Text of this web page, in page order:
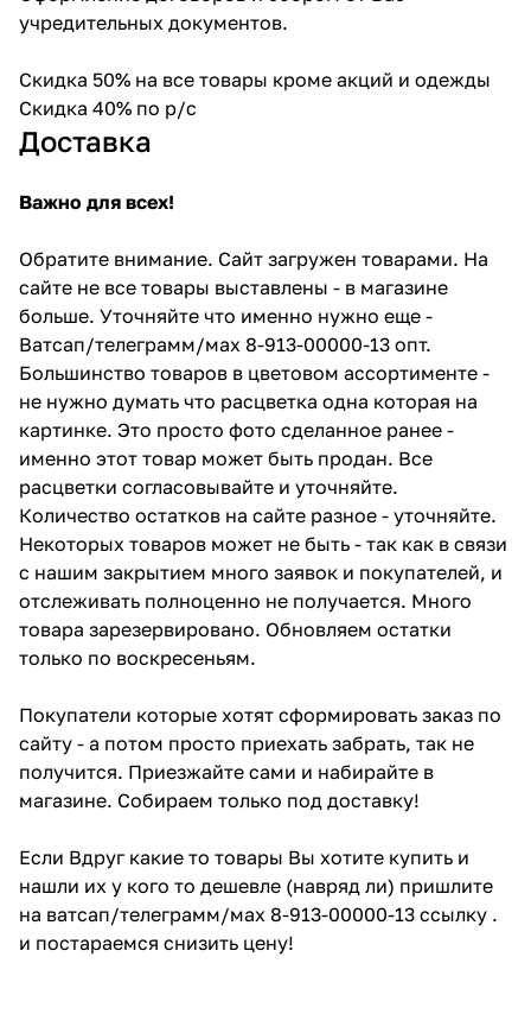
учредительных документов.
Скидка 50% на все товары кроме акций и одежды
Скидка 40% по р/с
Доставка
Важно для всех!
Обратите внимание. Сайт загружен товарами. На
сайте не все товары выставлены - в магазине
больше. Уточняйте что именно нужно еще -
Ватсап/телеграмм/мах 8-913-00000-13 опт.
Большинство товаров в цветовом ассортименте -
не нужно думать что расцветка одна которая на
картинке. Это просто фото сделанное ранее -
именно этот товар может быть продан. Все
расцветки согласовывайте и уточняйте.
Количество остатков на сайте разное - уточняйте.
Некоторых товаров может не быть - так как в связи
с нашим закрытием много заявок и покупателей, и
отслеживать полноценно не получается. Много
товара зарезервировано. Обновляем остатки
только по воскресеньям.
Покупатели которые хотят сформировать заказ по
сайту - а потом просто приехать забрать, так не
получится. Приезжайте сами и набирайте в
магазине. Собираем только под доставку!
Если Вдруг какие то товары Вы хотите купить и
нашли их у кого то дешевле (навряд ли) пришлите
на ватсап/телеграмм/мах 8-913-00000-13 ссылку .
и постараемся снизить цену!